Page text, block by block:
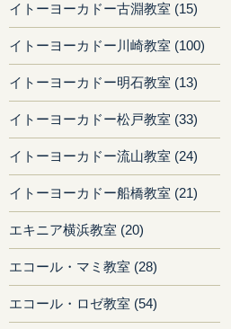
イトーヨーカドー古淵教室 (15)
イトーヨーカドー川崎教室 (100)
イトーヨーカドー明石教室 (13)
イトーヨーカドー松戸教室 (33)
イトーヨーカドー流山教室 (24)
イトーヨーカドー船橋教室 (21)
エキニア横浜教室 (20)
エコール・マミ教室 (28)
エコール・ロゼ教室 (54)